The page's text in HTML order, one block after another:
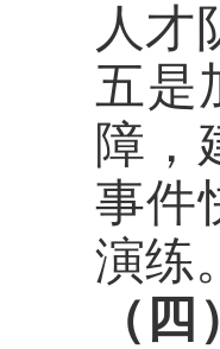
人才
五是
障，
事件
演练。
（